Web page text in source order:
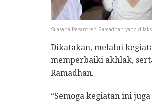
Suasana Pesantren Ramadhan yang
Dikatakan, melalui
memperbaiki akhlak,
Ramadhan.
“Semoga kegiatan ini